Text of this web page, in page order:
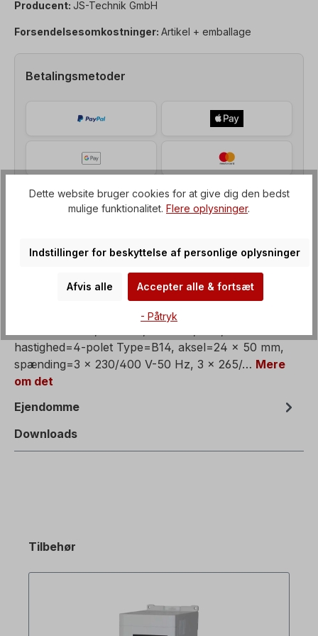
Producent: JS-Technik GmbH
Forsendelsesomkostninger: Artikel + emballage
Betalingsmetoder
hastighed=4-polet Type=B14, aksel=24 x 50 mm,
spænding=3 x 230/400 V-50 Hz, 3 x 265/… Mere
om det
Ejendomme
Downloads
Tilbehør
Dette website bruger cookies for at give dig den bedst
mulige funktionalitet. Flere oplysninger.
Indstillinger for beskyttelse af personlige oplysninger
Afvis alle Accepter alle & fortsæt
- Påtryk